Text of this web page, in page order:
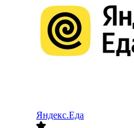
Яндекс.Еда